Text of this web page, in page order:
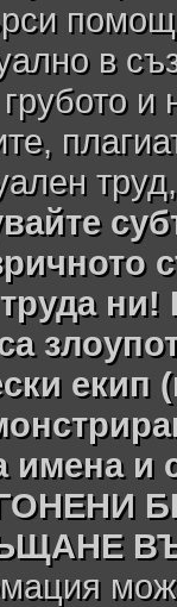
в
ни!
екип
имена